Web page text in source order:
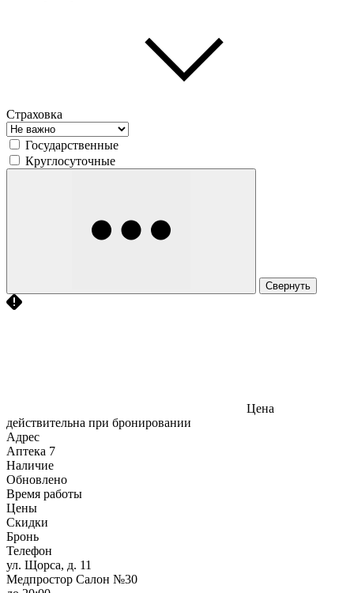
Страховка
Государственные
Круглосуточные
Свернуть
Цена
действительна при бронировании
Адрес
Аптека 7
Наличие
Обновлено
Время работы
Цены
Скидки
Бронь
Телефон
ул. Щорса, д. 11
Медпростор Салон №30